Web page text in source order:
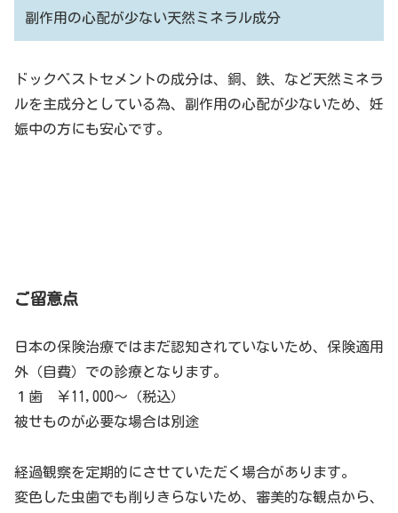
副作用の心配が少ない天然ミネラル成分
ドックベストセメントの成分は、銅、鉄、など天然ミネラ
ルを主成分としている為、副作用の心配が少ないため、妊
娠中の方にも安心です。
ご留意点
日本の保険治療ではまだ認知されていないため、保険適用
外（自費）での診療となります。
１歯 ￥11,000～（税込）
被せものが必要な場合は別途
経過観察を定期的にさせていただく場合があります。
変色した虫歯でも削りきらないため、審美的な観点から、